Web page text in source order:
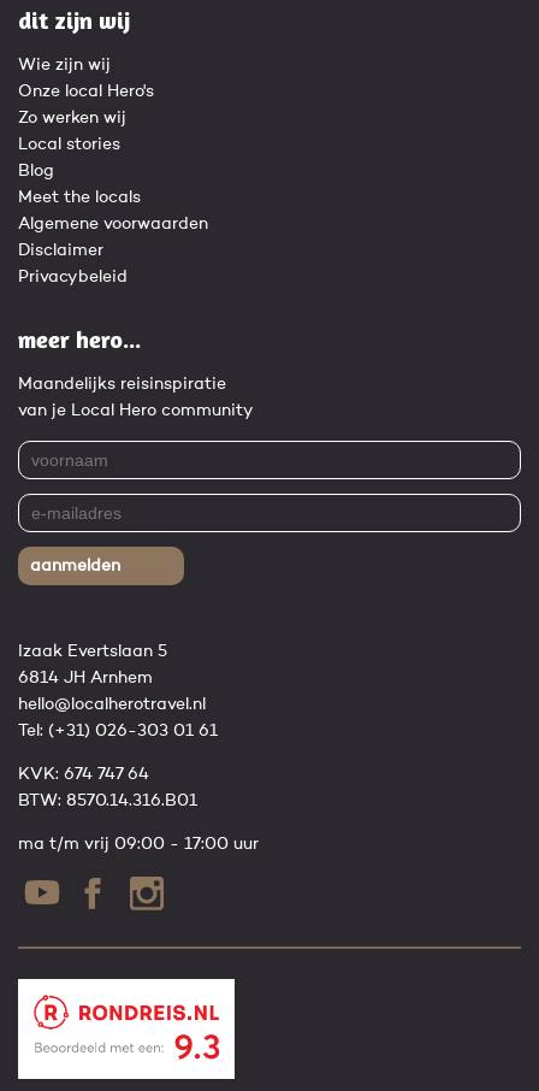
dit zijn wij
Wie zijn wij
Onze local Hero's
Zo werken wij
Local stories
Blog
Meet the locals
Algemene voorwaarden
Disclaimer
Privacybeleid
meer hero...
Maandelijks reisinspiratie
van je Local Hero community
aanmelden
Izaak Evertslaan 5
6814 JH Arnhem
hello@localherotravel.nl
Tel: (+31) 026-303 01 61
KVK: 674 747 64
BTW: 8570.14.316.B01
ma t/m vrij 09:00 - 17:00 uur